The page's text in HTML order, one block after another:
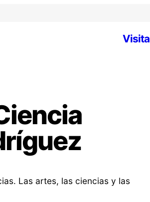
Visita
Las artes, las ciencias y las